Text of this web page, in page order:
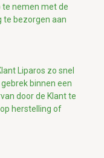
te nemen met de
te bezorgen aan
Liparos zo snel
binnen een
door de Klant te
herstelling of